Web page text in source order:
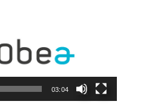
03:04